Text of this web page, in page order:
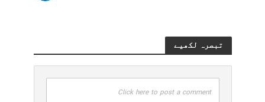
تبصرہ لکھیے
Click here to post a comment